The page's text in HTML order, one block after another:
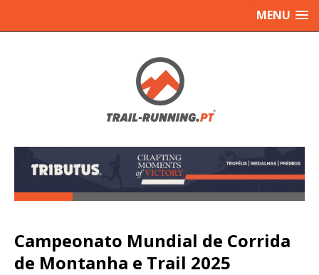
MENU
Campeonato Mundial de Corrida
de Montanha e Trail 2025